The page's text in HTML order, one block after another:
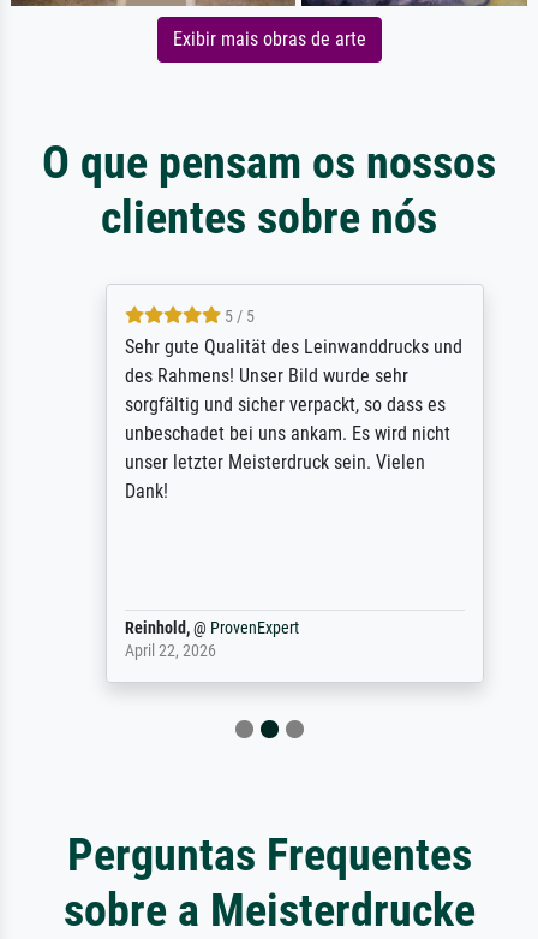
Exibir mais obras de arte
O que pensam os nossos
clientes sobre nós
5 / 5
Sehr gute Qualität des Leinwanddrucks und
des Rahmens! Unser Bild wurde sehr
sorgfältig und sicher verpackt, so dass es
unbeschadet bei uns ankam. Es wird nicht
unser letzter Meisterdruck sein. Vielen
Dank!
Reinhold,@ProvenExpert
April 22, 2026
Perguntas Frequentes
sobre a Meisterdrucke